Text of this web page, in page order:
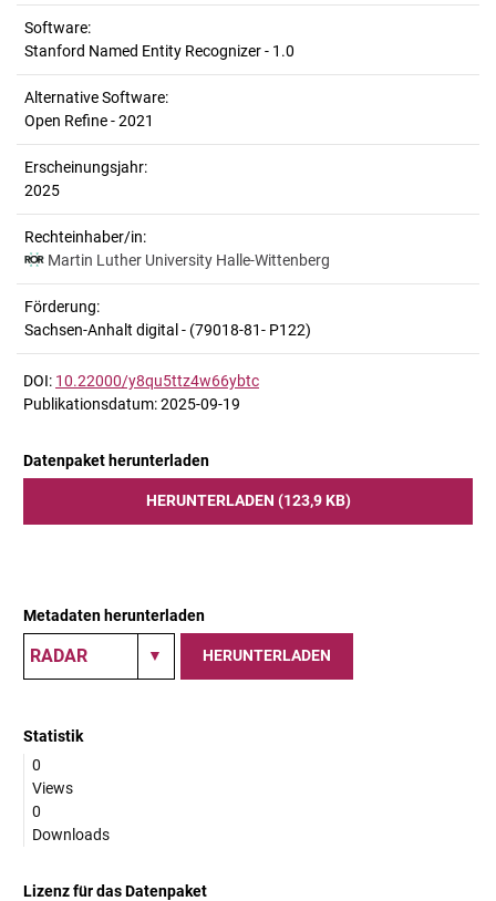
Software:
Stanford Named Entity Recognizer - 1.0
Alternative Software:
Open Refine - 2021
Erscheinungsjahr:
2025
Rechteinhaber/in:
Martin Luther University Halle-Wittenberg
Förderung:
Sachsen-Anhalt digital - (79018-81- P122)
DOI: 10.22000/y8qu5ttz4w66ybtc
Publikationsdatum: 2025-09-19
Datenpaket herunterladen
HERUNTERLADEN (123,9 KB)
Metadaten herunterladen
HERUNTERLADEN
Statistik
0
Views
0
Downloads
Lizenz für das Datenpaket